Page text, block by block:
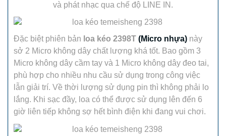
và phát nhạc qua chế độ LINE IN.
Đặc biệt phiên bản loa kéo 2398T (Micro nhựa) này
sở 2 Micro không dây chất lượng khá tốt. Bao gồm 3
Micro không dây cầm tay và 1 Micro không dây đeo tai,
phù hợp cho nhiều nhu cầu sử dụng trong công việc
lẫn giải trí. Về thời lượng sử dụng pin thì không phải lo
lắng. Khi sạc đầy, loa có thể được sử dụng lên đến 6
giờ liên tiếp không sợ hết bình điện khi đang vui chơi.